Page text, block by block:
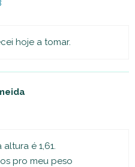
hoje a tomar.
é 1,61.
pro meu peso